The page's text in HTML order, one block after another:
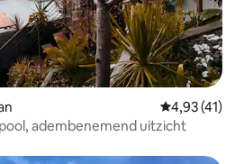
Gemiddelde
4,93 (41)
adembenemend uitzicht